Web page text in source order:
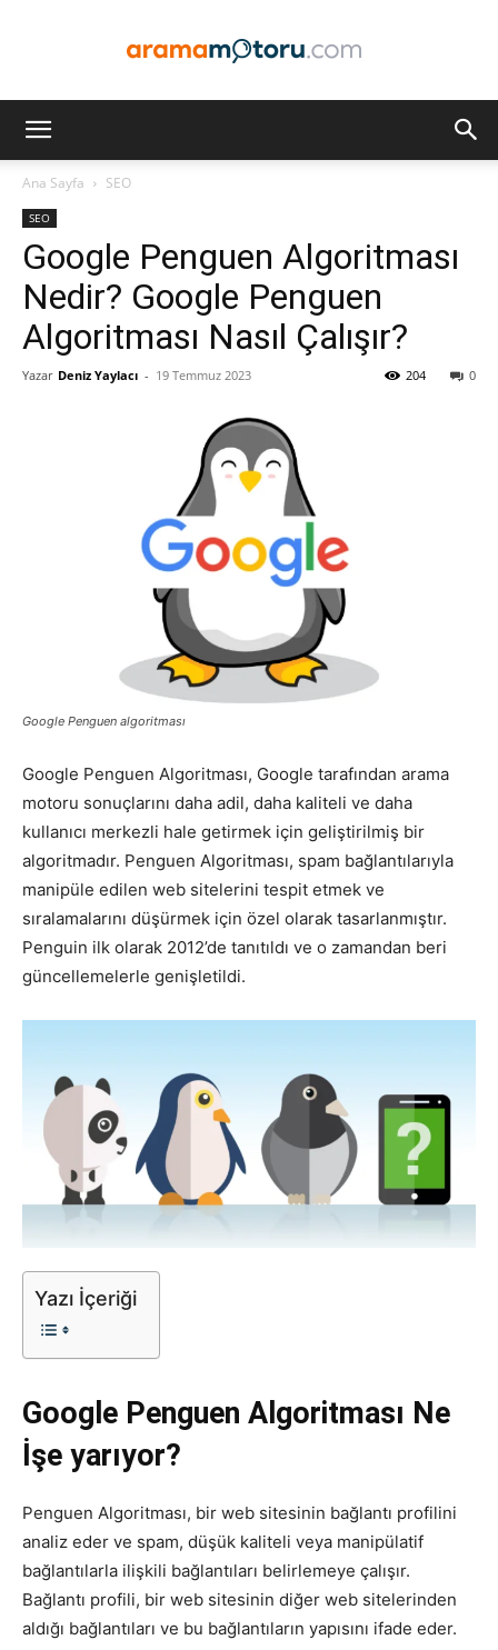
Optimizasyonu
Pazarlaması
–
SEM,
ASO,
UI/UX
Ana Sayfa SEO
SEO
Google Penguen Algoritması
Nedir? Google Penguen
Algoritması Nasıl Çalışır?
Yazar Deniz Yaylacı - 19 Temmuz 2023 0
204
Google Penguen algoritması
Google Penguen Algoritması, Google tarafından arama
motoru sonuçlarını daha adil, daha kaliteli ve daha
kullanıcı merkezli hale getirmek için geliştirilmiş bir
algoritmadır. Penguen Algoritması, spam bağlantılarıyla
manipüle edilen web sitelerini tespit etmek ve
sıralamalarını düşürmek için özel olarak tasarlanmıştır.
Penguin ilk olarak 2012’de tanıtıldı ve o zamandan beri
güncellemelerle genişletildi.
Yazı İçeriği
Google Penguen Algoritması Ne
İşe yarıyor?
Penguen Algoritması, bir web sitesinin bağlantı profilini
analiz eder ve spam, düşük kaliteli veya manipülatif
bağlantılarla ilişkili bağlantıları belirlemeye çalışır.
Bağlantı profili, bir web sitesinin diğer web sitelerinden
aldığı bağlantıları ve bu bağlantıların yapısını ifade eder.